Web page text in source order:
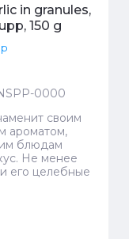
in granules,
150 g
0000
своим
ароматом,
блюдам
Не менее
его целебные